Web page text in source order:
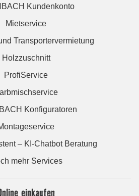
Kundenkonto
Mietservice
Transportervermietung
Holzzuschnitt
ProfiService
Konfiguratoren
– KI-Chatbot Beratung
mehr Services
einkaufen